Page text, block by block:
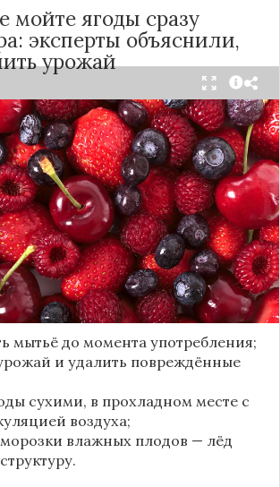
мойте ягоды сразу
эксперты объяснили,
урожай
после сбора может обернуться
урожая. Как отмечает канал
поверхности плодов есть
налёт, который играет
барьера. Он защищает ягоды
бактерий и плесени. При
слоя плоды быстро начинают
налётом и терять вкус.
свежесть, специалисты
мытьё до момента употребления;
и удалить повреждённые
сухими, в прохладном месте с
воздуха;
влажных плодов — лёд